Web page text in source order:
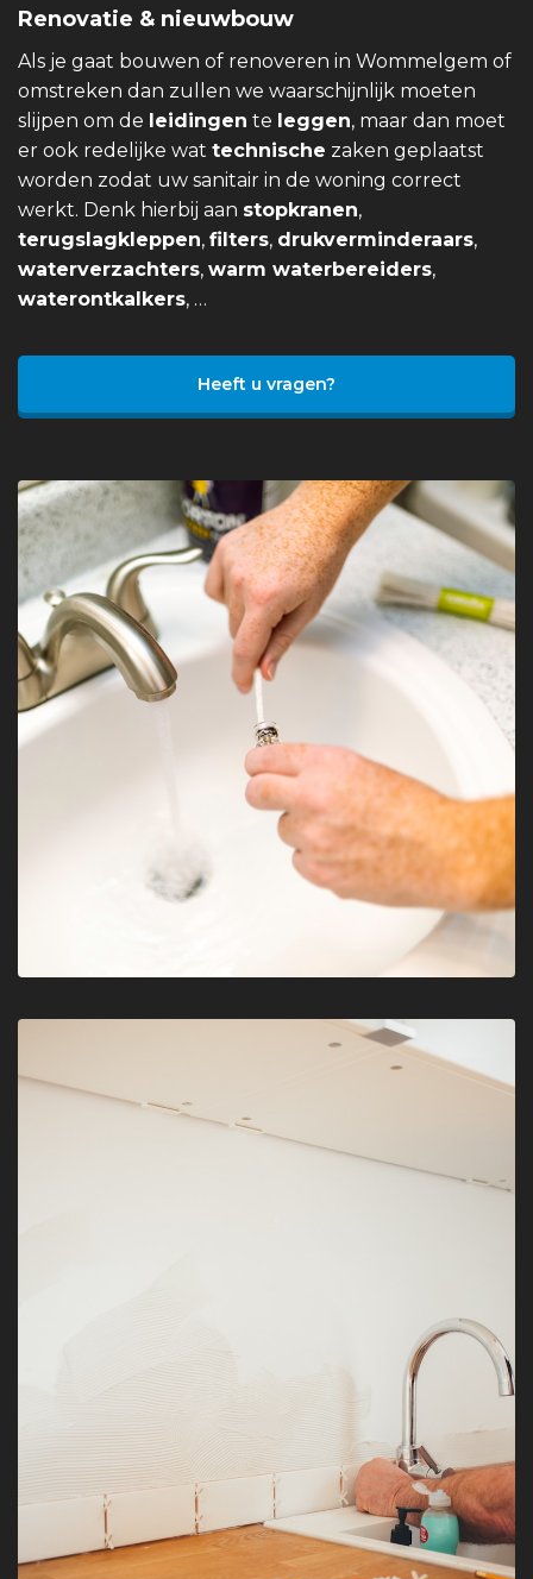
Renovatie & nieuwbouw
Als je gaat bouwen of renoveren in Wommelgem of
omstreken dan zullen we waarschijnlijk moeten
slijpen om de leidingen te leggen, maar dan moet
er ook redelijke wat technische zaken geplaatst
worden zodat uw sanitair in de woning correct
werkt. Denk hierbij aan stopkranen,
terugslagkleppen, filters, drukverminderaars,
waterverzachters, warm waterbereiders,
waterontkalkers, …
Heeft u vragen?